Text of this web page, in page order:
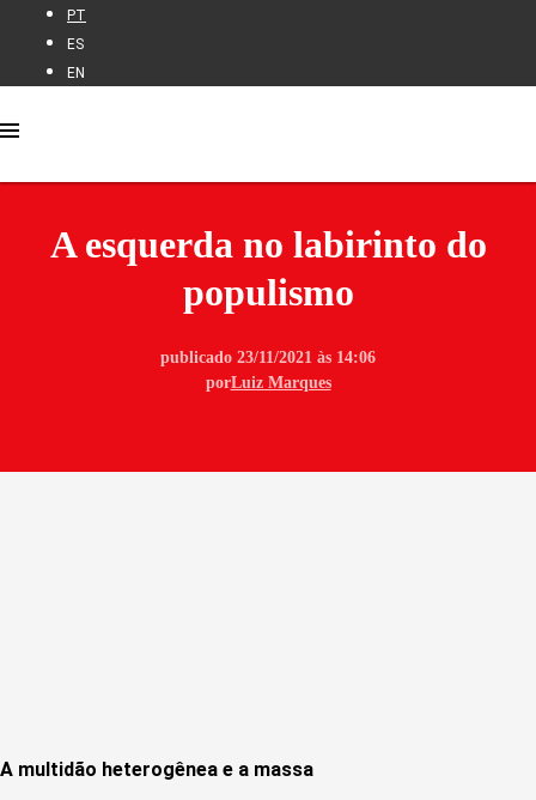
PT
ES
EN
A esquerda no labirinto do
populismo
publicado 23/11/2021 às 14:06
porLuiz Marques
A multidão heterogênea e a massa